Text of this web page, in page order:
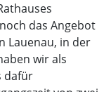
das Angebot
Lauenau, in der
wir als
dafür